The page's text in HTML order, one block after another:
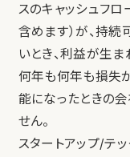
スのキャッシュフロ
含めます）が、持
いとき、利益が生ま
何年も何年も損失
能になったときの
せん。
スタートアップ/テ